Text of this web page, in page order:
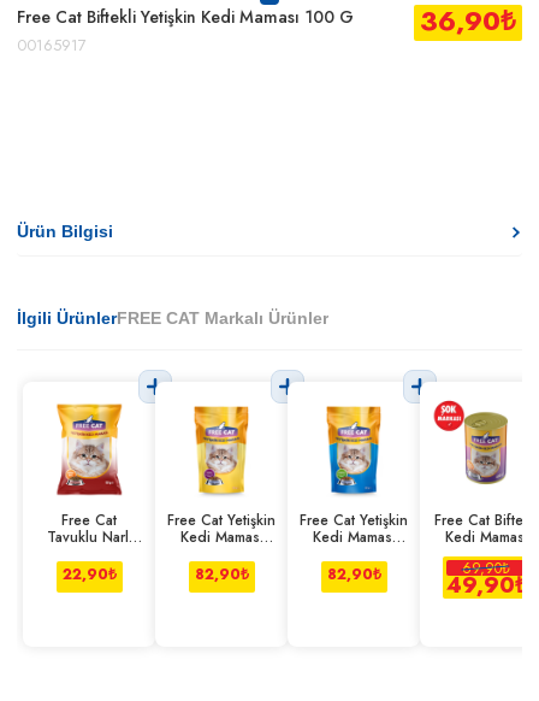
Free Cat Biftekli Yetişkin Kedi Maması 100 G
00165917
36,90₺
Ürün Bilgisi
İlgili ÜrünlerFREE CAT Markalı Ürünler
Free Cat
Tavuklu Narlı
Maması 100 g
22,90₺
Free Cat Yetişkin
Kedi Maması
82,90₺
Free Cat Yetişkin
Kedi Maması
82,90₺
Free Cat Biftekli
Kedi Maması
400 G
69,90₺
49,90₺